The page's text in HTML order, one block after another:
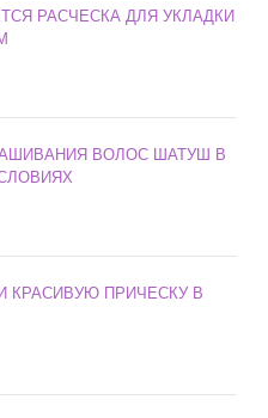
РАСЧЕСКА ДЛЯ УКЛАДКИ
ВОЛОС ШАТУШ В
КРАСИВУЮ ПРИЧЕСКУ В